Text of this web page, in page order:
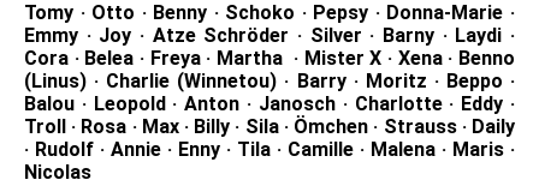
Tomy · Otto · Benny · Schoko · Pepsy · Donna-Marie ·
Emmy · Joy · Atze Schröder · Silver · Barny · Laydi ·
Cora · Belea · Freya · Martha · Mister X · Xena · Benno
(Linus) · Charlie (Winnetou) · Barry · Moritz · Beppo ·
Balou · Leopold · Anton · Janosch · Charlotte · Eddy ·
Troll · Rosa · Max · Billy · Sila · Ömchen · Strauss · Daily
· Rudolf · Annie · Enny · Tila · Camille · Malena · Maris ·
Nicolas